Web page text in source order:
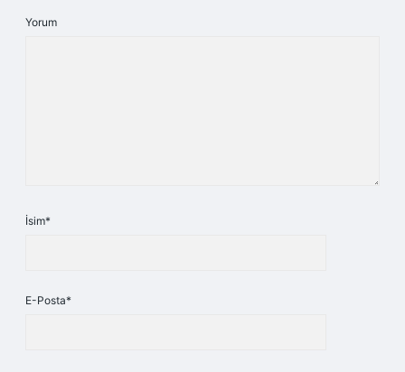
Yorum
İsim*
E-Posta*